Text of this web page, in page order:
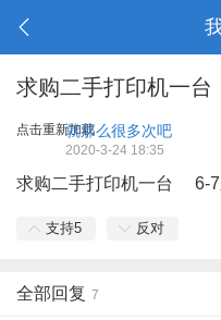
求购二手打印机一台
点击重新加载就那么很多次吧
2020-3-24 18:35
求购二手打印机一台 6-
支持5 反对
全部回复 7